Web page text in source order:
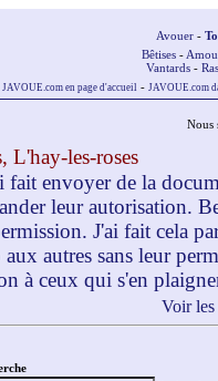
Avouer -
Bêtises -
Vantards-
JAVOUE.com en page d'accueil - JAVOUE.com
Nous
L'hay-les-roses
fait envoyer de la
leur autorisation.
J'ai fait cela
autres sans leur
à ceux qui s'en
Voir les